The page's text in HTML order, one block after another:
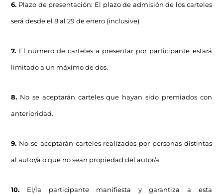
6. Plazo de presentación: El plazo de admisión de los carteles
será desde el 8 al 29 de enero (inclusive).
7. El número de carteles a presentar por participante estará
limitado a un máximo de dos.
8. No se aceptarán carteles que hayan sido premiados con
anterioridad.
9. No se aceptarán carteles realizados por personas distintas
al autor/a o que no sean propiedad del autor/a.
10. El/la participante manifiesta y garantiza a esta